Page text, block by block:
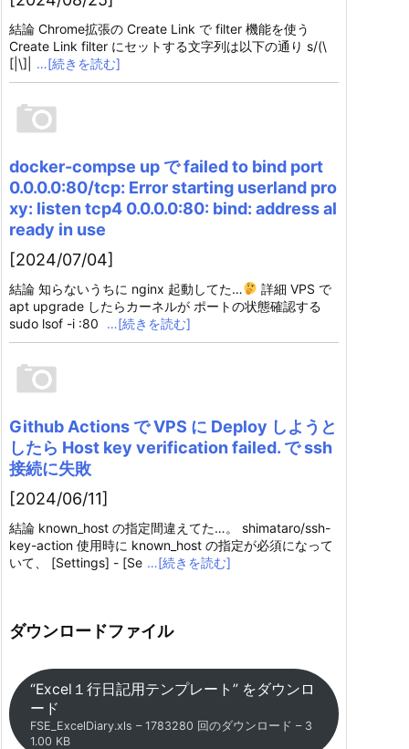
結論 Chrome拡張の Create Link で filter 機能を使う
Create Link filter にセットする文字列は以下の通り s/(\
[|\]|
…[続きを読む]
docker-compse up で failed to bind port
0.0.0.0:80/tcp: Error starting userland pro
xy: listen tcp4 0.0.0.0:80: bind: address al
ready in use
[2024/07/04]
結論 知らないうちに nginx 起動してた…
詳細 VPS で
apt upgrade したらカーネルが ポートの状態確認する
sudo lsof -i :80
…[続きを読む]
Github Actions で VPS に Deploy しようと
したら Host key verification failed. で ssh
接続に失敗
[2024/06/11]
結論 known_host の指定間違えてた…。 shimataro/ssh-
key-action 使用時に known_host の指定が必須になって
いて、 [Settings] - [Se …[続きを読む]
ダウンロードファイル
“Excel１行日記用テンプレート” をダウンロ
ード
FSE_ExcelDiary.xls – 1783280 回のダウンロード – 3
1.00 KB